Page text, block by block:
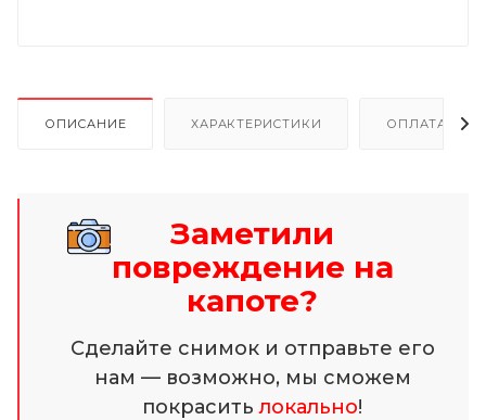
ОПИСАНИЕ ХАРАКТЕРИСТИКИ ОПЛАТА И
Заметили
повреждение на
капоте?
Сделайте снимок и отправьте его
нам — возможно, мы сможем
покраситьлокально!